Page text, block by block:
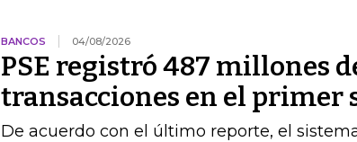
BANCOS 04/08/2026
PSE registró 487 millones
transacciones en el primer
De acuerdo con el último reporte, el